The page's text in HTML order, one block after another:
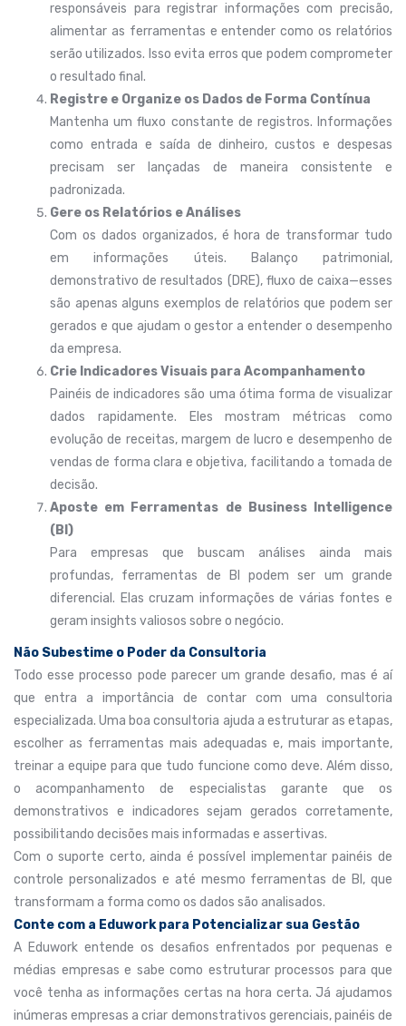
responsáveis para registrar informações com precisão,
alimentar as ferramentas e entender como os relatórios
serão utilizados. Isso evita erros que podem comprometer
o resultado final.
Registre e Organize os Dados de Forma Contínua
Mantenha um fluxo constante de registros. Informações
como entrada e saída de dinheiro, custos e despesas
precisam ser lançadas de maneira consistente e
padronizada.
Gere os Relatórios e Análises
Com os dados organizados, é hora de transformar tudo
em informações úteis. Balanço patrimonial,
demonstrativo de resultados (DRE), fluxo de caixa—esses
são apenas alguns exemplos de relatórios que podem ser
gerados e que ajudam o gestor a entender o desempenho
da empresa.
Crie Indicadores Visuais para Acompanhamento
Painéis de indicadores são uma ótima forma de visualizar
dados rapidamente. Eles mostram métricas como
evolução de receitas, margem de lucro e desempenho de
vendas de forma clara e objetiva, facilitando a tomada de
decisão.
Aposte em Ferramentas de Business Intelligence
(BI)
Para empresas que buscam análises ainda mais
profundas, ferramentas de BI podem ser um grande
diferencial. Elas cruzam informações de várias fontes e
geram insights valiosos sobre o negócio.
Não Subestime o Poder da Consultoria
Todo esse processo pode parecer um grande desafio, mas é aí
que entra a importância de contar com uma consultoria
especializada. Uma boa consultoria ajuda a estruturar as etapas,
escolher as ferramentas mais adequadas e, mais importante,
treinar a equipe para que tudo funcione como deve. Além disso,
o acompanhamento de especialistas garante que os
demonstrativos e indicadores sejam gerados corretamente,
possibilitando decisões mais informadas e assertivas.
Com o suporte certo, ainda é possível implementar painéis de
controle personalizados e até mesmo ferramentas de BI, que
transformam a forma como os dados são analisados.
Conte com a Eduwork para Potencializar sua Gestão
A Eduwork entende os desafios enfrentados por pequenas e
médias empresas e sabe como estruturar processos para que
você tenha as informações certas na hora certa. Já ajudamos
inúmeras empresas a criar demonstrativos gerenciais, painéis de